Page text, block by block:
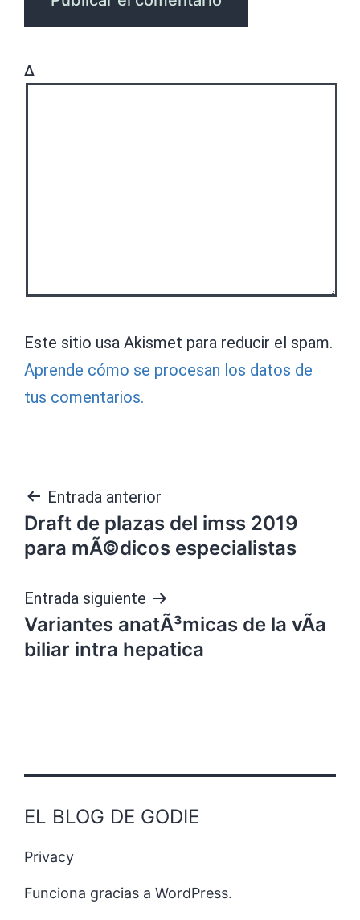
Δ
Este sitio usa Akismet para reducir el spam.
Aprende cómo se procesan los datos de
tus comentarios.
Navegación
de
Entrada anterior
Draft de plazas del imss 2019
para mÃ©dicos especialistas
Entrada siguiente
Variantes anatÃ³micas de la vÃ­a
biliar intra hepatica
EL BLOG DE GODIE
Privacy
Funciona gracias a WordPress.